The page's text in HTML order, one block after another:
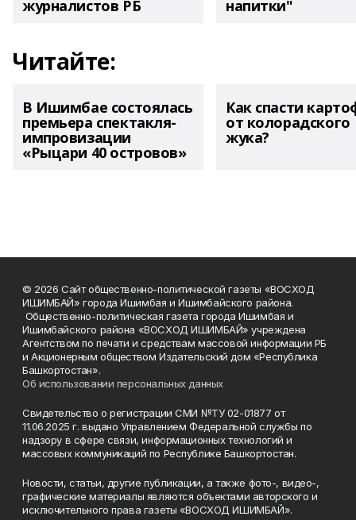
журналистов РБ напитки"
Читайте:
В Ишимбае состоялась
премьера спектакля-
импровизации
«Рыцари 40 островов»
Как спасти
от колорадского
жука?
© 2026 Сайт общественно-политической газеты «ВОСХОД
ИШИМБАЙ» города Ишимбая и Ишимбайского района.
Общественно-политическая газета города Ишимбая и
Ишимбайского района «ВОСХОД ИШИМБАЙ» учреждена
Агентством по печати и средствам массовой информации РБ
и Акционерным обществом Издательский дом «Республика
Башкортостан».
Об использовании персональных данных
Свидетельство о регистрации СМИ №ТУ 02-01877 от
11.06.2025 г. выдано Управлением Федеральной службы по
надзору в сфере связи, информационных технологий и
массовых коммуникаций по Республике Башкортостан.
Новости, статьи, другие публикации, а также фото-, видео-,
графические материалы являются объектами авторского и
исключительного права газеты «ВОСХОД ИШИМБАЙ».